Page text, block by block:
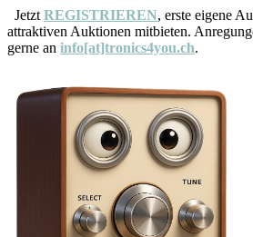
Jetzt REGISTRIEREN, erste eigene
attraktiven Auktionen mitbieten.
gerne an info[at]tronics4you.ch.